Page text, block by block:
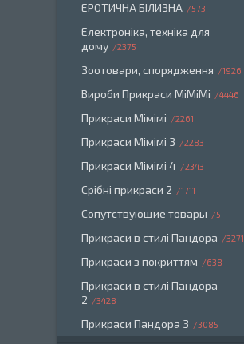
ЕРОТИЧНА БІЛИЗНА 573
Електроніка, техніка для
дому
2375
Зоотовари, спорядження 1926
Вироби Прикраси МіМіМі 4446
Прикраси Мімімі 2261
Прикраси Мімімі 3 2283
Прикраси Мімімі 4 2343
Срібні прикраси 2 1711
Сопутствующие товары 5
Прикраси в стилі Пандора 3271
Прикраси з покриттям 638
Прикраси в стилі Пандора
2
3428
Прикраси Пандора 3 3085